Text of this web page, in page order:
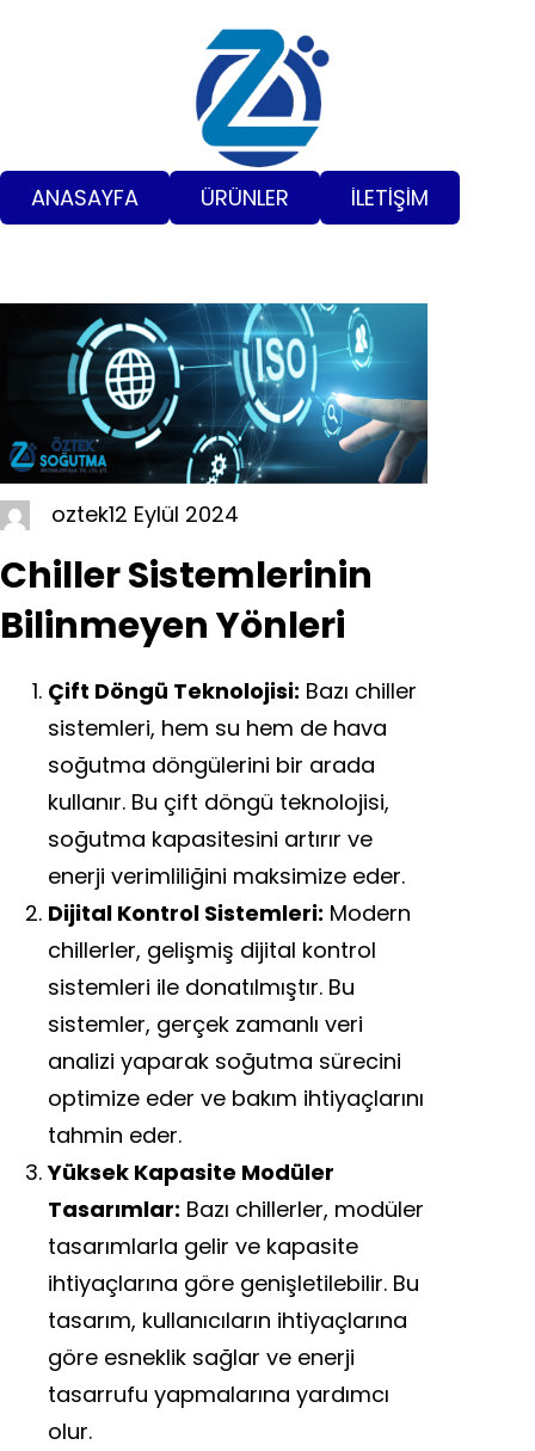
ANASAYFA ÜRÜNLER İLETİŞİM
oztek12 Eylül 2024
Chiller Sistemlerinin
Bilinmeyen Yönleri
Çift Döngü Teknolojisi: Bazı chiller
sistemleri, hem su hem de hava
soğutma döngülerini bir arada
kullanır. Bu çift döngü teknolojisi,
soğutma kapasitesini artırır ve
enerji verimliliğini maksimize eder.
Dijital Kontrol Sistemleri: Modern
chillerler, gelişmiş dijital kontrol
sistemleri ile donatılmıştır. Bu
sistemler, gerçek zamanlı veri
analizi yaparak soğutma sürecini
optimize eder ve bakım ihtiyaçlarını
tahmin eder.
Yüksek Kapasite Modüler
Tasarımlar: Bazı chillerler, modüler
tasarımlarla gelir ve kapasite
ihtiyaçlarına göre genişletilebilir. Bu
tasarım, kullanıcıların ihtiyaçlarına
göre esneklik sağlar ve enerji
tasarrufu yapmalarına yardımcı
olur.